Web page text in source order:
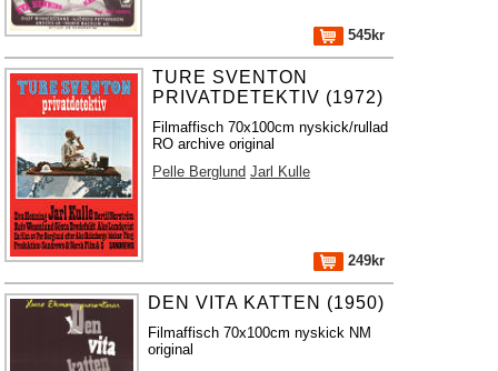
545kr
TURE SVENTON
PRIVATDETEKTIV (1972)
Filmaffisch 70x100cm nyskick/rullad
RO archive original
Pelle Berglund Jarl Kulle
249kr
DEN VITA KATTEN (1950)
Filmaffisch 70x100cm nyskick NM
original